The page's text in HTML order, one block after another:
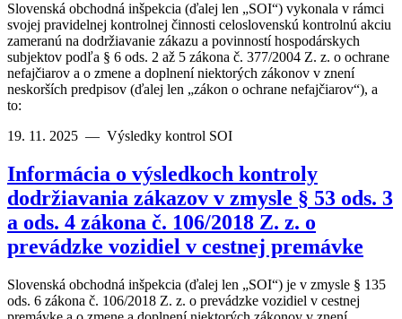
Slovenská obchodná inšpekcia (ďalej len „SOI“) vykonala v rámci
svojej pravidelnej kontrolnej činnosti celoslovenskú kontrolnú akciu
zameranú na dodržiavanie zákazu a povinností hospodárskych
subjektov podľa § 6 ods. 2 až 5 zákona č. 377/2004 Z. z. o ochrane
nefajčiarov a o zmene a doplnení niektorých zákonov v znení
neskorších predpisov (ďalej len „zákon o ochrane nefajčiarov“), a
to:
19. 11. 2025 — Výsledky kontrol SOI
Informácia o výsledkoch kontroly
dodržiavania zákazov v zmysle § 53 ods. 3
a ods. 4 zákona č. 106/2018 Z. z. o
prevádzke vozidiel v cestnej premávke
Slovenská obchodná inšpekcia (ďalej len „SOI“) je v zmysle § 135
ods. 6 zákona č. 106/2018 Z. z. o prevádzke vozidiel v cestnej